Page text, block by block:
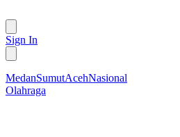
Sign In
MedanSumutAcehNasional
Olahraga